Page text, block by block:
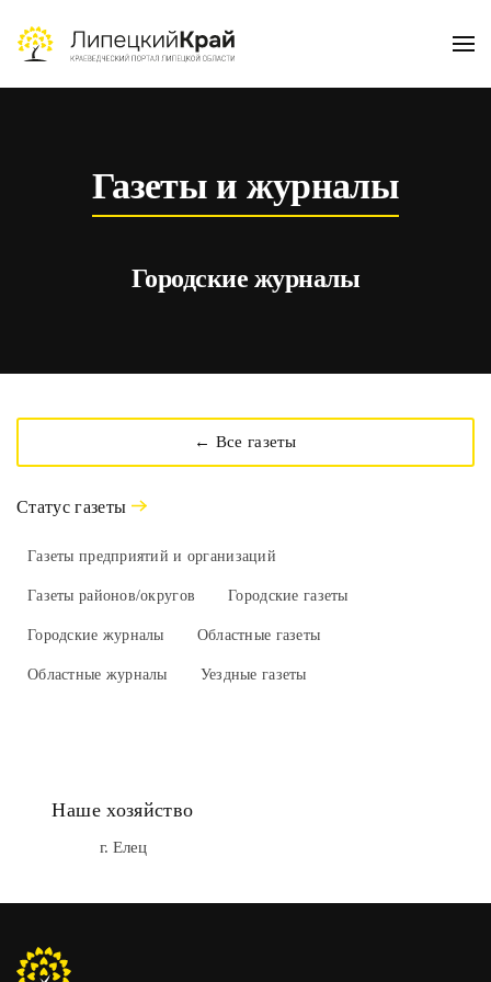
Skip to main content
Газеты и журналы
Городские журналы
← Все газеты
Статус газеты
Газеты предприятий и организаций
Газеты районов/округов Городские газеты
Городские журналы Областные газеты
Областные журналы Уездные газеты
Наше хозяйство
г. Елец